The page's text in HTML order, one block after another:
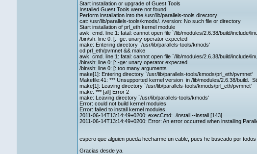
Start installation or upgrade of Guest Tools
Installed Guest Tools were not found
Perform installation into the /usr/lib/parallels-tools directory
cat: /usr/lib/parallels-tools/kmods/../version: No such file or directory
Start installation of prl_eth kernel module
awk: cmd. line:1: fatal: cannot open file `/lib/modules/2.6.38/build/include/
/bin/sh: line 0: [: -ge: unary operator expected
make: Entering directory `/usr/lib/parallels-tools/kmods'
cd prl_eth/pvmnet && make
awk: cmd. line:1: fatal: cannot open file `/lib/modules/2.6.38/build/include/
/bin/sh: line 0: [: -ge: unary operator expected
/bin/sh: line 0: [: too many arguments
make[1]: Entering directory `/usr/lib/parallels-tools/kmods/prl_eth/pvmnet'
Makefile:41: *** Unsupported kernel version in /lib/modules/2.6.38/build.
make[1]: Leaving directory `/usr/lib/parallels-tools/kmods/prl_eth/pvmnet'
make: *** [all] Error 2
make: Leaving directory `/usr/lib/parallels-tools/kmods'
Error: could not build kernel modules
Error: failed to install kernel modules
2011-06-14T13:14:49+0200: execCmd: ./install --install [143]
2011-06-14T13:14:49+0200: Error: An error occurred when installing
espero que alguien pueda hecharme un cable, pues he buscado por
Gracias desde ya.